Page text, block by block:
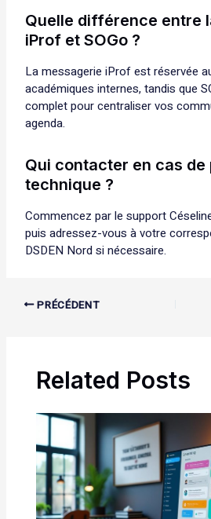
Quelle différence entre
iProf et SOGo ?
La messagerie iProf est réservée
académiques internes, tandis que
complet pour centraliser vos
agenda.
Qui contacter en cas de
technique ?
Commencez par le support
puis adressez-vous à votre
DSDEN Nord si nécessaire.
PRÉCÉDENT
Related Posts